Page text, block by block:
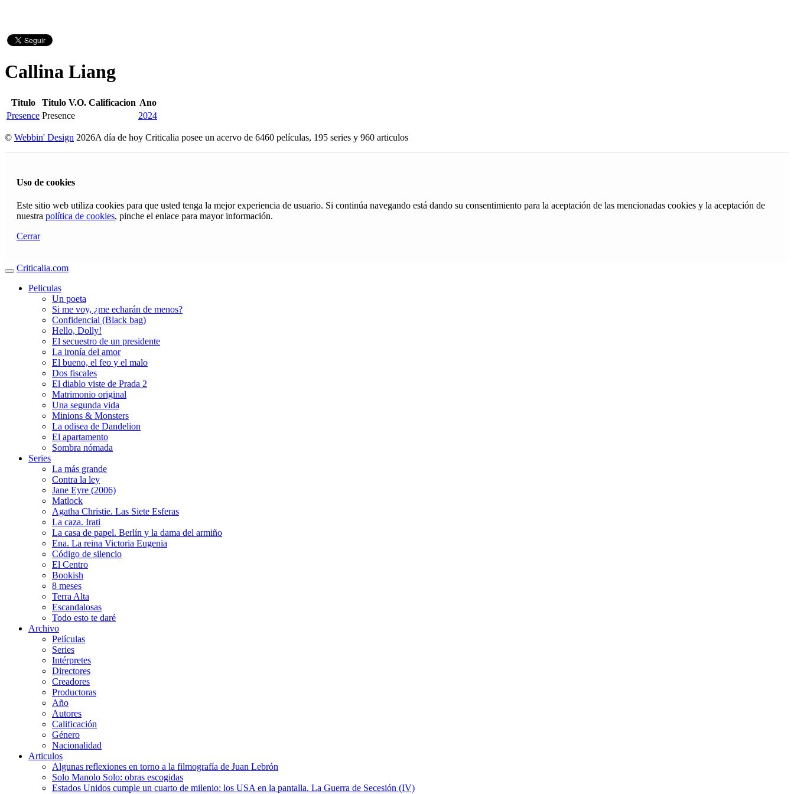
Callina Liang
Titulo Titulo V.O. Calificacion Ano
Presence Presence 2024
© Webbin' Design 2026A día de hoy Criticalia posee un acervo de 6460 películas, 195 series y 960 articulos
Uso de cookies
Este sitio web utiliza cookies para que usted tenga la mejor experiencia de usuario. Si continúa navegando está dando su consentimiento para la aceptación de las mencionadas cookies y la aceptación de
nuestra política de cookies, pinche el enlace para mayor información.
Cerrar
Criticalia.com
Peliculas
Un poeta
Si me voy, ¿me echarán de menos?
Confidencial (Black bag)
Hello, Dolly!
El secuestro de un presidente
La ironía del amor
El bueno, el feo y el malo
Dos fiscales
El diablo viste de Prada 2
Matrimonio original
Una segunda vida
Minions & Monsters
La odisea de Dandelion
El apartamento
Sombra nómada
Series
La más grande
Contra la ley
Jane Eyre (2006)
Matlock
Agatha Christie. Las Siete Esferas
La caza. Irati
La casa de papel. Berlín y la dama del armiño
Ena. La reina Victoria Eugenia
Código de silencio
El Centro
Bookish
8 meses
Terra Alta
Escandalosas
Todo esto te daré
Archivo
Películas
Series
Intérpretes
Directores
Creadores
Productoras
Año
Autores
Calificación
Género
Nacionalidad
Articulos
Algunas reflexiones en torno a la filmografía de Juan Lebrón
Solo Manolo Solo: obras escogidas
Estados Unidos cumple un cuarto de milenio: los USA en la pantalla. La Guerra de Secesión (IV)